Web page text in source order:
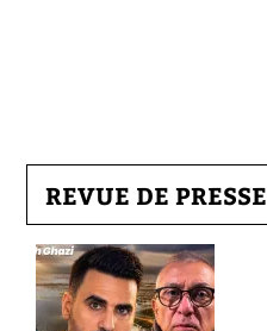
REVUE DE PRESSE